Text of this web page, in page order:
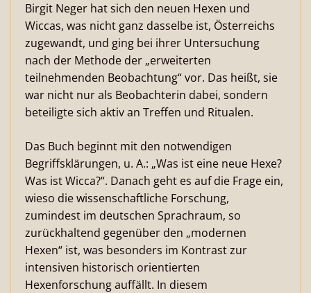
Birgit Neger hat sich den neuen Hexen und
Wiccas, was nicht ganz dasselbe ist, Österreichs
zugewandt, und ging bei ihrer Untersuchung
nach der Methode der „erweiterten
teilnehmenden Beobachtung“ vor. Das heißt, sie
war nicht nur als Beobachterin dabei, sondern
beteiligte sich aktiv an Treffen und Ritualen.
Das Buch beginnt mit den notwendigen
Begriffsklärungen, u. A.: „Was ist eine neue Hexe?
Was ist Wicca?“. Danach geht es auf die Frage ein,
wieso die wissenschaftliche Forschung,
zumindest im deutschen Sprachraum, so
zurückhaltend gegenüber den „modernen
Hexen“ ist, was besonders im Kontrast zur
intensiven historisch orientierten
Hexenforschung auffällt. In diesem